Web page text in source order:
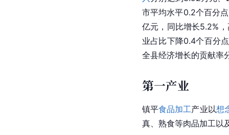
市平均水平0.2个百分
亿元，同比增长5.2%
业占比下降0.4个百分
全县经济增长的贡献率
第一产业
镇平食品加工产业以想
真、熟食等肉品加工以